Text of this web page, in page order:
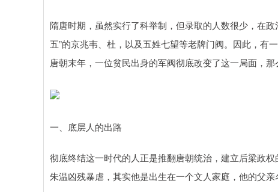
隋唐时期，虽然实行了科举制，但录取的人数很少，在
五”的京兆韦、杜，以及五姓七望等老牌门阀。因此，有
唐朝末年，一位贫民出身的军阀彻底改变了这一局面，
一、底层人的出路
彻底终结这一时代的人正是推翻唐朝统治，建立后梁政
朱温凶残暴虐，其实他是出生在一个文人家庭，他的父亲